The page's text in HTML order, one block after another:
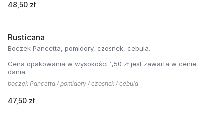
48,50 zł
Rusticana
Boczek Pancetta, pomidory, czosnek, cebula.
Cena opakowania w wysokości 1,50 zł jest zawarta w cenie
dania.
boczek Pancetta / pomidory / czosnek / cebula
47,50 zł